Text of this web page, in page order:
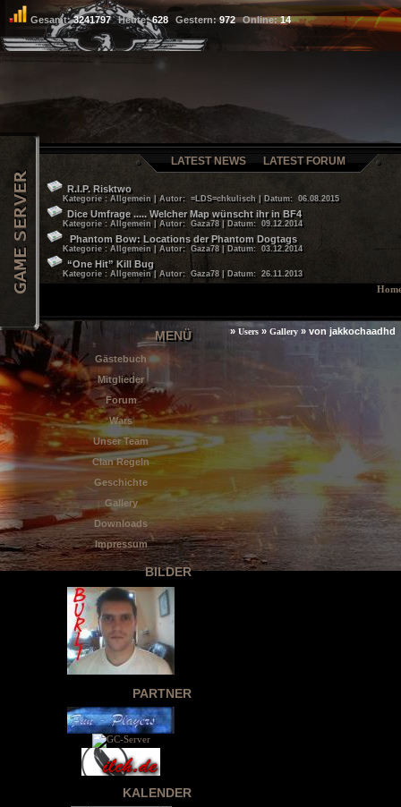
Gesamt:3241797 Heute:628 Gestern:972 Online:14
LATEST NEWS LATEST FORUM
R.I.P. Risktwo
Kategorie : Allgemein | Autor: =LDS=chkulisch | Datum: 06.08.2015
Dice Umfrage ..... Welcher Map wünscht ihr in BF4
Kategorie : Allgemein | Autor: Gaza78 | Datum: 09.12.2014
Phantom Bow: Locations der Phantom Dogtags
Kategorie : Allgemein | Autor: Gaza78 | Datum: 03.12.2014
“One Hit” Kill Bug
Kategorie : Allgemein | Autor: Gaza78 | Datum: 26.11.2013
MENÜ
Gästebuch
Mitglieder
Forum
Wars
Unser Team
Clan Regeln
Geschichte
Gallery
Downloads
Impressum
BILDER
PARTNER
KALENDER
» Users » Gallery » von jakkochaadhd